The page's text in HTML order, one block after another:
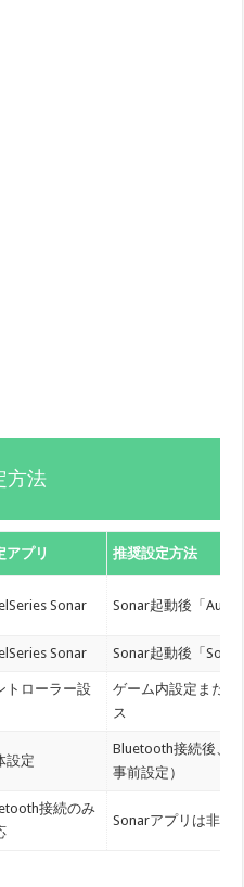
方法
アプリ 推奨設定方法
Sonar Sonar起動後「
Sonar Sonar起動後「
トローラー設
ゲーム内設定また
ス
設定
Bluetooth接続後、
事前設定）
接続のみ
Sonarアプリは非対